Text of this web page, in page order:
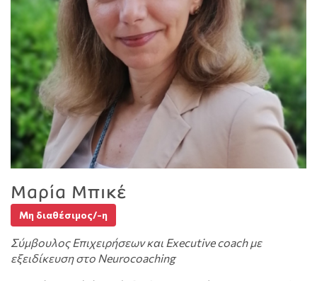
Μαρία Μπικέ
Μη διαθέσιμος/-η
Σύμβουλος Επιχειρήσεων και Executive coach με
εξειδίκευση στο Neurocoaching